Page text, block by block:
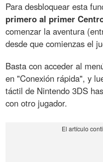
Para desbloquear esta
primero al primer
comenzar la aventura
desde que comienzas el
Basta con acceder al
en "Conexión rápida", y
táctil de Nintendo 3DS
con otro jugador.